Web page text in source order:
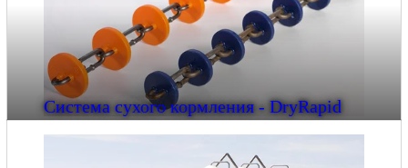
Система сухого кормления - DryRapid